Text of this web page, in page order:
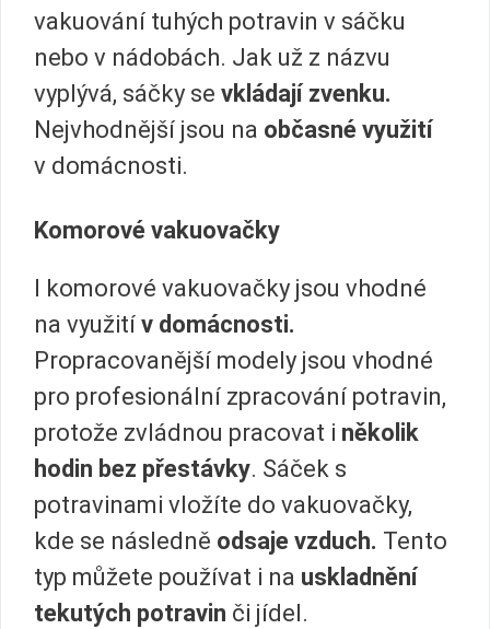
vakuování tuhých potravin v sáčku
nebo v nádobách. Jak už z názvu
vyplývá, sáčky se vkládají zvenku.
Nejvhodnější jsou na občasné využití
v domácnosti.
Komorové vakuovačky
I komorové vakuovačky jsou vhodné
na využití v domácnosti.
Propracovanější modely jsou vhodné
pro profesionální zpracování potravin,
protože zvládnou pracovat i několik
hodin bez přestávky. Sáček s
potravinami vložíte do vakuovačky,
kde se následně odsaje vzduch. Tento
typ můžete používat i na uskladnění
tekutých potravin či jídel.